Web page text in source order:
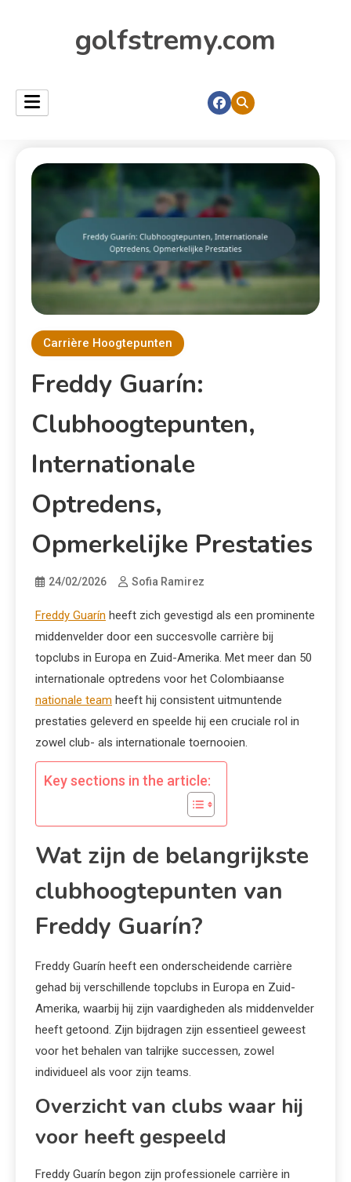
golfstremy.com
Carrière Hoogtepunten
Freddy Guarín:
Clubhoogtepunten,
Internationale
Optredens,
Opmerkelijke Prestaties
24/02/2026 Sofia Ramirez
Freddy Guarín heeft zich gevestigd als een prominente
middenvelder door een succesvolle carrière bij
topclubs in Europa en Zuid-Amerika. Met meer dan 50
internationale optredens voor het Colombiaanse
nationale team heeft hij consistent uitmuntende
prestaties geleverd en speelde hij een cruciale rol in
zowel club- als internationale toernooien.
Key sections in the article:
Wat zijn de belangrijkste
clubhoogtepunten van
Freddy Guarín?
Freddy Guarín heeft een onderscheidende carrière
gehad bij verschillende topclubs in Europa en Zuid-
Amerika, waarbij hij zijn vaardigheden als middenvelder
heeft getoond. Zijn bijdragen zijn essentieel geweest
voor het behalen van talrijke successen, zowel
individueel als voor zijn teams.
Overzicht van clubs waar hij
voor heeft gespeeld
Freddy Guarín begon zijn professionele carrière in